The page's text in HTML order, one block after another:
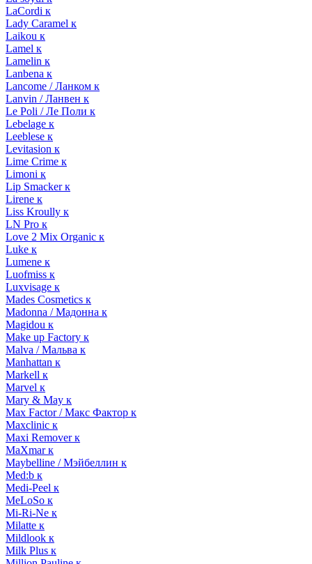
LaCordi к
Lady Caramel к
Laikou к
Lamel к
Lamelin к
Lanbena к
Lancome / Ланком к
Lanvin / Ланвен к
Le Poli / Ле Поли к
Lebelage к
Leeblese к
Levitasion к
Lime Crime к
Limoni к
Lip Smacker к
Lirene к
Liss Kroully к
LN Pro к
Love 2 Mix Organic к
Luke к
Lumene к
Luofmiss к
Luxvisage к
Mades Cosmetics к
Madonna / Мадонна к
Magidou к
Make up Factory к
Malva / Мальва к
Manhattan к
Markell к
Marvel к
Mary & May к
Max Factor / Макс Фактор к
Maxclinic к
Maxi Remover к
MaXmar к
Maybelline / Мэйбеллин к
Med:b к
Medi-Peel к
MeLoSo к
Mi-Ri-Ne к
Milatte к
Mildlook к
Milk Plus к